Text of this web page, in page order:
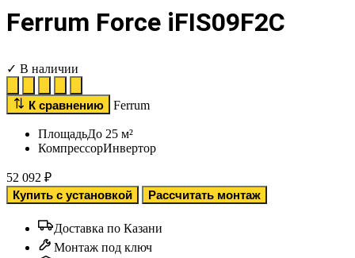
Ferrum Force iFIS09F2С
✓ В наличии
К сравнению Ferrum
ПлощадьДо 25 м²
КомпрессорИнвертор
52 092 ₽
Купить с установкой
Рассчитать монтаж
Доставка по Казани
Монтаж под ключ